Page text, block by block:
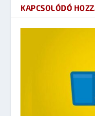
KAPCSOLÓDÓ